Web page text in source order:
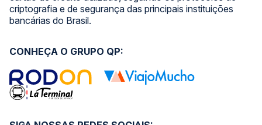
criptografia e de segurança das principais instituições
bancárias do Brasil.
CONHEÇA O GRUPO QP: